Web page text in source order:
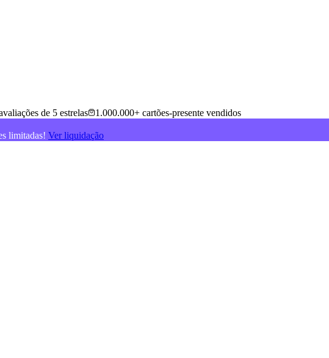
de 5 estrelas 1.000.000+ cartões-presente vendidos
limitadas! Ver liquidação